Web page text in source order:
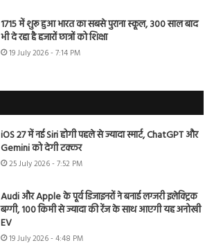
1715 में शुरू हुआ भारत का सबसे पुराना स्कूल, 300 साल बाद
भी दे रहा है हजारों छात्रों को शिक्षा
19 July 2026 - 7:14 PM
iOS 27 में नई Siri होगी पहले से ज्यादा स्मार्ट, ChatGPT और
Gemini को देगी टक्कर
25 July 2026 - 7:52 PM
Audi और Apple के पूर्व डिजाइनरों ने बनाई लग्जरी इलेक्ट्रिक
बग्गी, 100 किमी से ज्यादा की रेंज के साथ आएगी यह अनोखी
EV
19 July 2026 - 4:48 PM